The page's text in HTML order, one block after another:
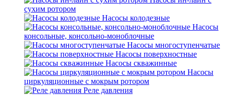
сухим ротором
Насосы колодезные
Насосы
консольные, консольно-моноблочные
Насосы многоступенчатые
Насосы поверхностные
Насосы скважинные
Насосы
циркуляционные с мокрым ротором
Реле давления